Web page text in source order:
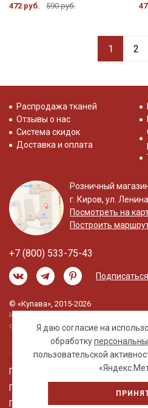
472 руб. 590 руб.
1 2
Я даю согласие на
обработку
пользовательской
Распродажа тканей
Отзывы о нас
Система скидок
Доставка и оплата
Розничный
г. Киров, ул.
Посмотреть на
Построить
+7 (800) 533-75-43
© «Купава», 2015-2026
Информация на сайте не является
офертой.
Правовая информация
Политика обработки
Пользовательское соглашение